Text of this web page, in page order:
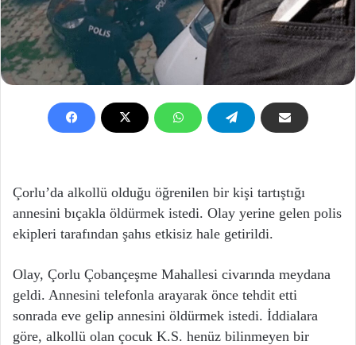
Çorlu’da alkollü olduğu öğrenilen bir kişi tartıştığı
annesini bıçakla öldürmek istedi. Olay yerine gelen polis
ekipleri tarafından şahıs etkisiz hale getirildi.
Olay, Çorlu Çobançeşme Mahallesi civarında meydana
geldi. Annesini telefonla arayarak önce tehdit etti
sonrada eve gelip annesini öldürmek istedi. İddialara
göre, alkollü olan çocuk K.S. henüz bilinmeyen bir